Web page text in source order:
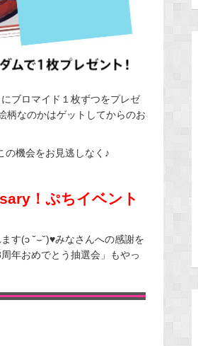
ブロマイド１枚ずつをプレゼ
柄なのかはゲットしてからのお
の機会をお見逃しなく♪
！ぷちイベント
す(ɔ ˘⌣˘)♥みなさんへの感謝を
年おめでとう抽選会」もやっ